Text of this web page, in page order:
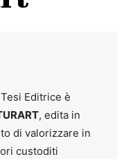
Editrice è
, edita in
di valorizzare in
custoditi